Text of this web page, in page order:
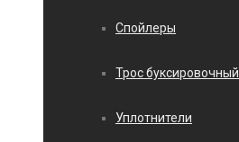
Спойлеры
Трос буксировочный
Уплотнители